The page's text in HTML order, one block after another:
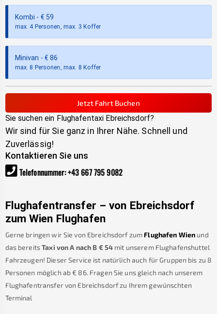
Kombi - € 59
max. 4 Personen, max. 3 Koffer
Minivan - €86
max. 8 Personen, max. 8 Koffer
Jetzt Fahrt Buchen
Sie suchen ein Flughafentaxi Ebreichsdorf?
Wir sind für Sie ganz in Ihrer Nähe. Schnell und
Zuverlässig!
Kontaktieren Sie uns
Telefonnummer:+43 667 795 9082
Flughafentransfer – von Ebreichsdorf
zum Wien Flughafen
Gerne bringen wir Sie von Ebreichsdorf zum Flughafen Wien und
das bereitsTaxi von A nach B €54 mit unserem Flughafenshuttel
Fahrzeugen! Dieser Service ist natürlich auch für Gruppen bis zu 8
Personen möglich ab € 86. Fragen Sie uns gleich nach unserem
Flughafentransfer von Ebreichsdorfzu Ihrem gewünschten
Terminal